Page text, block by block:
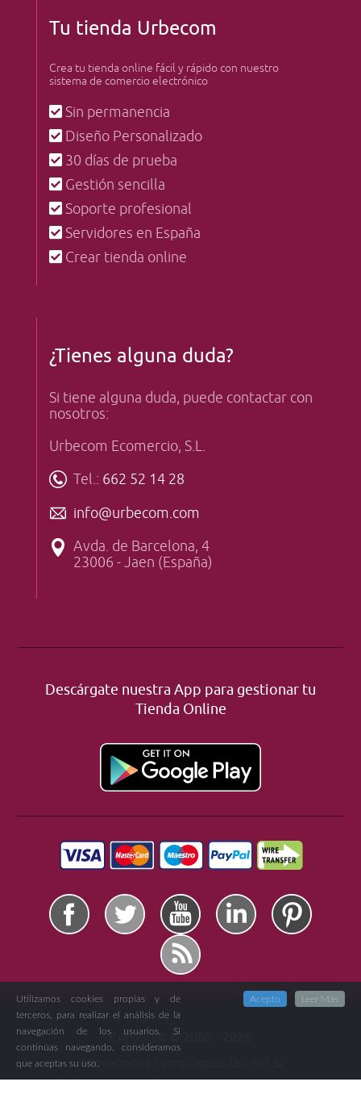
Tu tienda Urbecom
Crea tu tienda online fácil y rápido con nuestro
sistema de comercio electrónico
Sin permanencia
Diseño Personalizado
30 días de prueba
Gestión sencilla
Soporte profesional
Servidores en España
Crear tienda online
¿Tienes alguna duda?
Si tiene alguna duda, puede contactar con
nosotros:
Urbecom Ecomercio, S.L.
Tel.: 662 52 14 28
info@urbecom.com
Avda. de Barcelona, 4
23006 - Jaen (España)
Descárgate nuestra App para gestionar tu
Tienda Online
Copyright ©
Innovaciones Tecnológicas del Sur SL
Utilizamos cookies propias y de
terceros, para realizar el análisis de la
navegación de los usuarios. Si
continúas navegando, consideramos
que aceptas su uso.
Acepto Leer Más